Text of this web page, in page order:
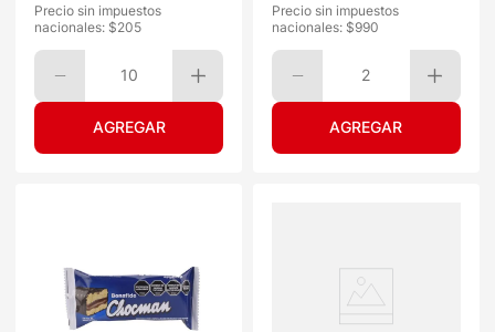
Precio sin impuestos
nacionales: $205
10
Precio sin impuestos
nacionales: $990
2